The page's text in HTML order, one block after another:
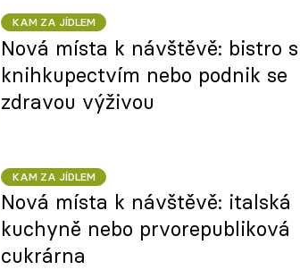
KAM ZA JÍDLEM
Nová místa k návštěvě: bistro s
knihkupectvím nebo podnik se
zdravou výživou
KAM ZA JÍDLEM
Nová místa k návštěvě: italská
kuchyně nebo prvorepubliková
cukrárna